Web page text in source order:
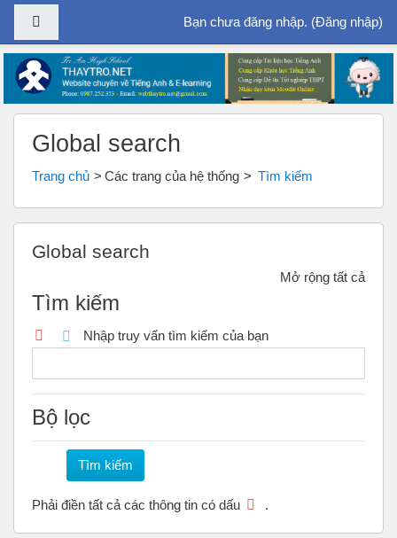
Chuyển tới nội dung chính
Bạn chưa đăng nhập. (Đăng nhập)
Global search
Trang chủ Các trang của hệ thống Tìm kiếm
Global search
Mở rộng tất cả
Tìm kiếm
Nhập truy vấn tìm kiếm của bạn
Bộ lọc
Phải điền tất cả các thông tin có dấu .